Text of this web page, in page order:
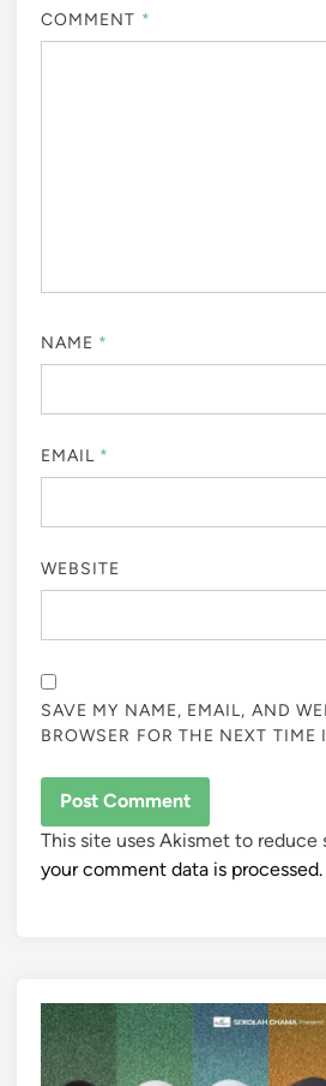
COMMENT *
NAME *
EMAIL *
WEBSITE
SAVE MY NAME, EMAIL, AND
BROWSER FOR THE NEXT TIME
This site uses Akismet to reduce
your comment data is processed.